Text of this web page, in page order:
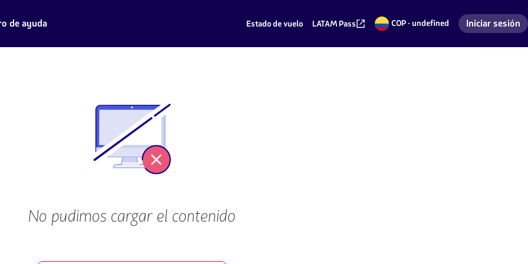
de ayuda Estado de vuelo LATAM Pass COP · undefined
Pesos Ingresar a mi
Iniciar sesión
No pudimos cargar el contenido